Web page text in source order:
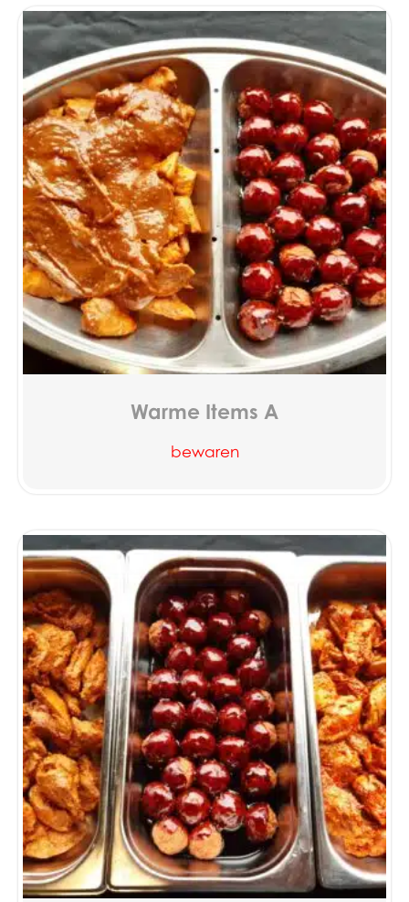
Warme Items A
bewaren